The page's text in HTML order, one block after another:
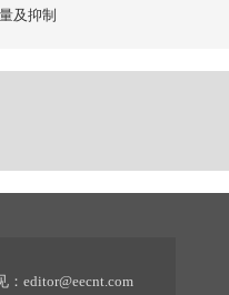
及抑制
： editor@eecnt.com